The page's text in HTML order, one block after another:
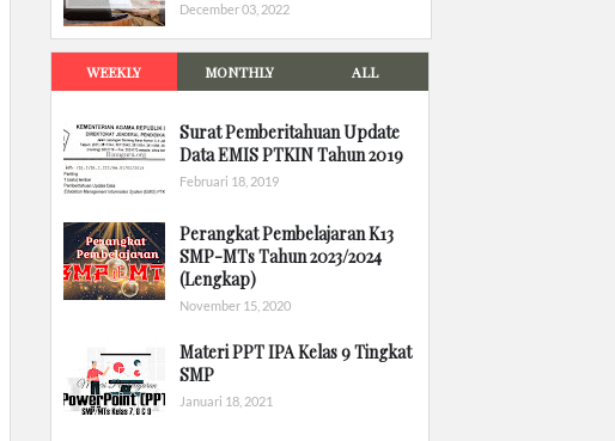
December 03, 2022
WEEKLY MONTHLY ALL
Surat Pemberitahuan Update
Data EMIS PTKIN Tahun 2019
Februari 18, 2019
Perangkat Pembelajaran K13
SMP-MTs Tahun 2023/2024
(Lengkap)
November 15, 2020
Materi PPT IPA Kelas 9 Tingkat
SMP
Januari 18, 2021